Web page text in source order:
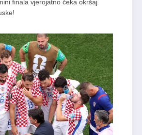
finala vjerojatno čeka okršaj